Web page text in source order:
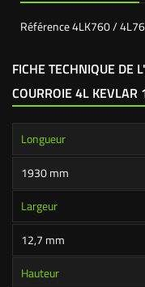
Référence4LK760 /
FICHE TECHNIQUE DE
COURROIE 4L
Longueur
1930 mm
Largeur
12,7 mm
Hauteur